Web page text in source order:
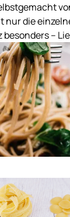
nur die
–